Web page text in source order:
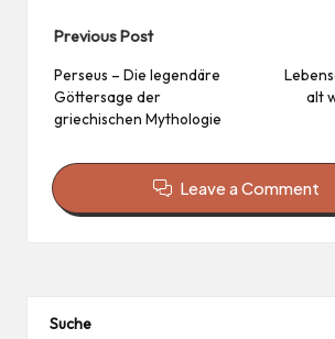
Post
navigation
Previous Post
Perseus – Die legendäre
Göttersage der
griechischen Mythologie
alt
Leave a Comment
Suche